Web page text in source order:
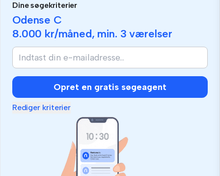
Dine søgekriterier
Odense C
8.000 kr/måned, min. 3 værelser
Opret en gratis søgeagent
Rediger kriterier